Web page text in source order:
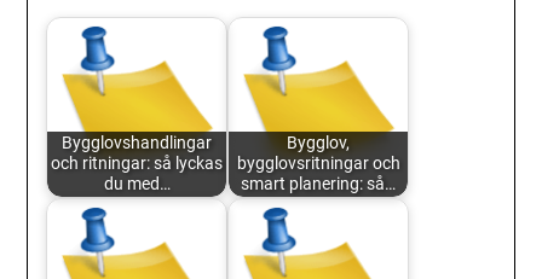
Bygglovshandlingar
och ritningar: så lyckas
du med…
Bygglov,
bygglovsritningar och
smart planering: så…